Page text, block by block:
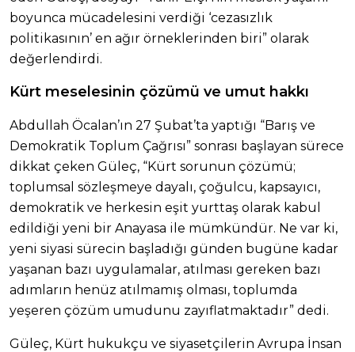
boyunca mücadelesini verdiği ‘cezasızlık
politikasının’ en ağır örneklerinden biri” olarak
değerlendirdi.
Kürt meselesinin çözümü ve umut hakkı
Abdullah Öcalan’ın 27 Şubat’ta yaptığı “Barış ve
Demokratik Toplum Çağrısı” sonrası başlayan sürece
dikkat çeken Güleç, “Kürt sorunun çözümü;
toplumsal sözleşmeye dayalı, çoğulcu, kapsayıcı,
demokratik ve herkesin eşit yurttaş olarak kabul
edildiği yeni bir Anayasa ile mümkündür. Ne var ki,
yeni siyasi sürecin başladığı günden bugüne kadar
yaşanan bazı uygulamalar, atılması gereken bazı
adımların henüz atılmamış olması, toplumda
yeşeren çözüm umudunu zayıflatmaktadır” dedi.
Güleç, Kürt hukukçu ve siyasetçilerin Avrupa İnsan